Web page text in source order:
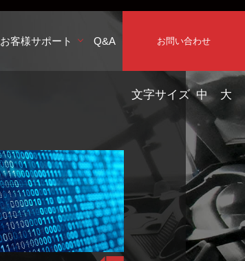
お客様サポート Q&A お問い合わせ
文字サイズ 中 大